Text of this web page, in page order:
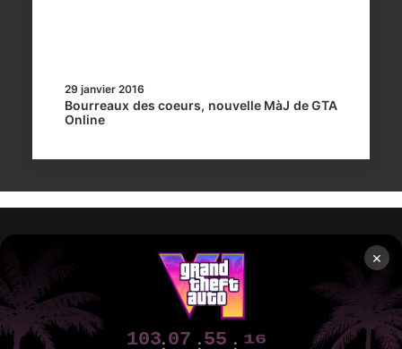
×
103 07 55 15
29 janvier 2016
Bourreaux des coeurs, nouvelle MàJ de GTA
Online
Rockstar Mag’, Copyright © 2013-2026 – Tous droits réservés –